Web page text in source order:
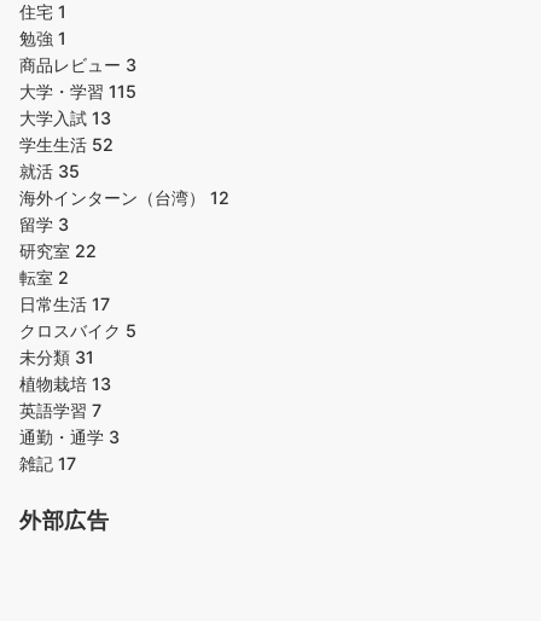
住宅 1
勉強 1
商品レビュー 3
大学・学習 115
大学入試 13
学生生活 52
就活 35
海外インターン（台湾） 12
留学 3
研究室 22
転室 2
日常生活 17
クロスバイク 5
未分類 31
植物栽培 13
英語学習 7
通勤・通学 3
雑記 17
外部広告